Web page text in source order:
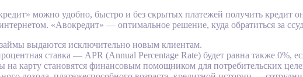
можно удобно, быстро и без скрытых платежей получить кредит
«Авокредит» — оптимальное решение, куда обратиться за
выдаются исключительно новым клиентам.
ставка — APR (Annual Percentage Rate) будет равна также 0%,
на карту становятся финансовым помощником для потребительских